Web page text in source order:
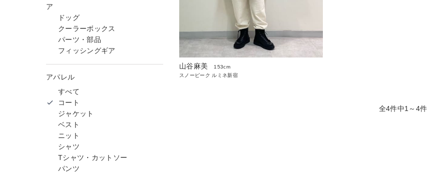
ア
ドッグ
クーラーボックス
パーツ・部品
フィッシングギア
アパレル
すべて
コート
ジャケット
ベスト
ニット
シャツ
Tシャツ・カットソー
パンツ
山谷麻美
153cm
スノーピーク ルミネ新宿
全4件中1～4件